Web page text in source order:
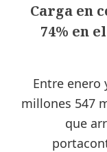
Carga en
74% en
Entre enero
millones 547
que